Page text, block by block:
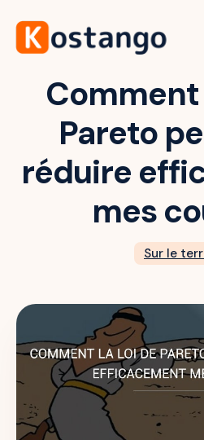
Comment
Pareto
réduire
mes
Sur le